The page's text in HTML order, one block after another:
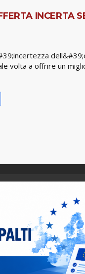
INCERTA
volta a offrire un